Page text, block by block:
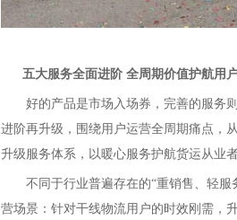
五大服务全面进阶 全周期价值护航用
好的产品是市场入场券，完善的服务
进阶再升级，围绕用户运营全周期痛点，
升级服务体系，以暖心服务护航货运从业者
不同于行业普遍存在的“重销售、轻
营场景：针对干线物流用户的时效刚需，